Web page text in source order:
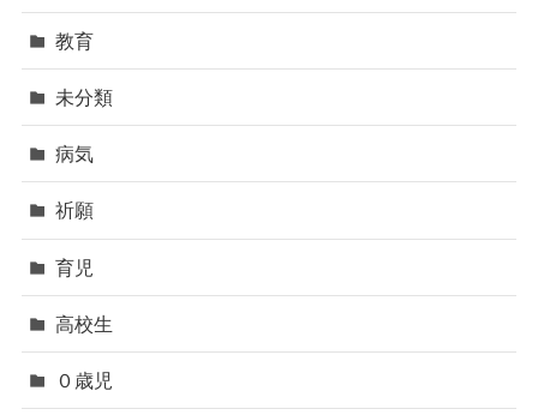
教育
未分類
病気
祈願
育児
高校生
０歳児